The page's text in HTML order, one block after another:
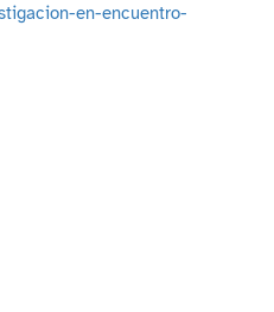
en-encuentro-